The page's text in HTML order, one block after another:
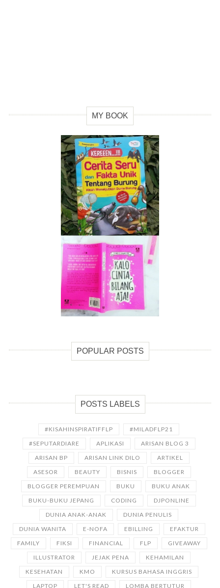
MY BOOK
POPULAR POSTS
POSTS LABELS
#KISAHINSPIRATIFFLP
#MILADFLP21
#SEPUTARDIARE
APLIKASI
ARISAN BLOG 3
ARISAN BP
ARISAN LINK DILO
ARTIKEL
ASESOR
BEAUTY BISNIS
BLOGGER
BLOGGER PEREMPUAN
BUKU
BUKU ANAK
BUKU-BUKU JEPANG
CODING
DJPONLINE
DUNIA ANAK-ANAK
DUNIA PENULIS
DUNIA WANITA
E-NOFA EBILLING
EFAKTUR
FAMILY
FIKSI FINANCIAL FLP
GIVEAWAY
ILLUSTRATOR
JEJAK PENA
KEHAMILAN
KESEHATAN
KMO
KURSUS BAHASA INGGRIS
LAPTOP
LET'S READ
LOMBA BERTUTUR